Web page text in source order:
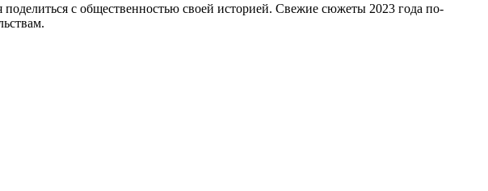
с общественностью своей историей. Свежие сюжеты 2023 года по-